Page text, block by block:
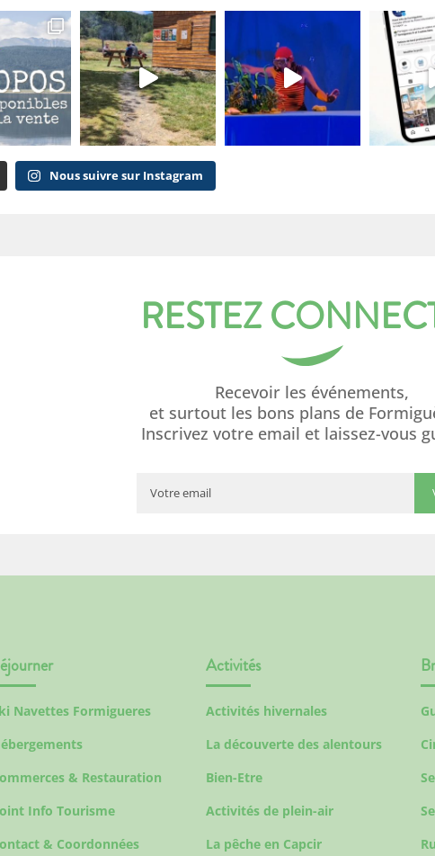
Nous suivre sur Instagram
RESTEZ
Recevoir les événements,
et surtout les bons plans de
Inscrivez votre email et laissez-vous
Navettes Formigueres
& Restauration
Info Tourisme
& Coordonnées
Activités
Activités hivernales
La découverte des alentours
Bien-Etre
Activités de plein-air
La pêche en Capcir